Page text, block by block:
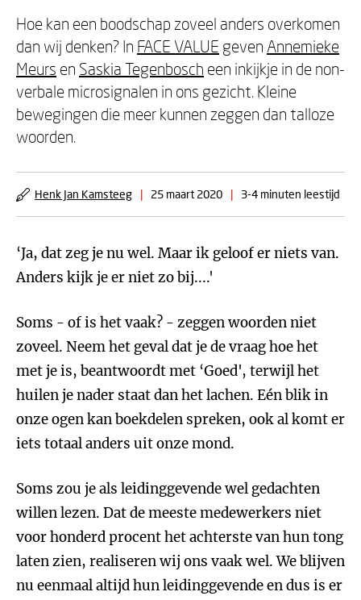
Hoe kan een boodschap zoveel anders overkomen
dan wij denken? In FACE VALUE geven Annemieke
Meurs en Saskia Tegenbosch een inkijkje in de non-
verbale microsignalen in ons gezicht. Kleine
bewegingen die meer kunnen zeggen dan talloze
woorden.
Henk Jan Kamsteeg | 25 maart 2020 | 3-4 minuten leestijd
‘Ja, dat zeg je nu wel. Maar ik geloof er niets van.
Anders kijk je er niet zo bij....'
Soms - of is het vaak? - zeggen woorden niet
zoveel. Neem het geval dat je de vraag hoe het
met je is, beantwoordt met ‘Goed', terwijl het
huilen je nader staat dan het lachen. Eén blik in
onze ogen kan boekdelen spreken, ook al komt er
iets totaal anders uit onze mond.
Soms zou je als leidinggevende wel gedachten
willen lezen. Dat de meeste medewerkers niet
voor honderd procent het achterste van hun tong
laten zien, realiseren wij ons vaak wel. We blijven
nu eenmaal altijd hun leidinggevende en dus is er